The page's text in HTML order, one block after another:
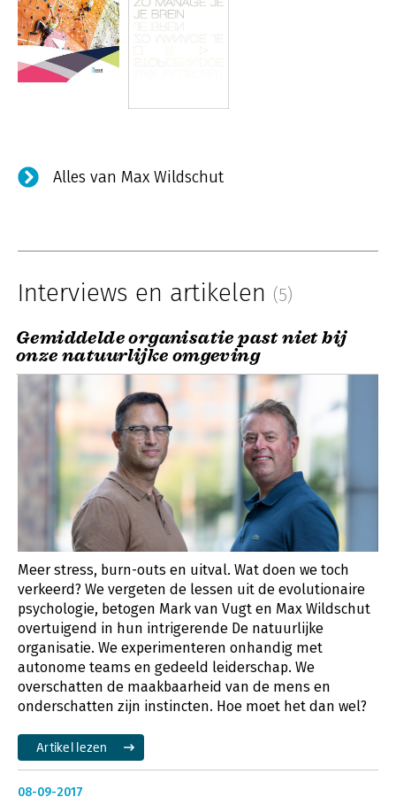
Alles van Max Wildschut
Interviews en artikelen (5)
Gemiddelde organisatie past niet bij
onze natuurlijke omgeving
Meer stress, burn-outs en uitval. Wat doen we toch
verkeerd? We vergeten de lessen uit de evolutionaire
psychologie, betogen Mark van Vugt en Max Wildschut
overtuigend in hun intrigerende De natuurlijke
organisatie. We experimenteren onhandig met
autonome teams en gedeeld leiderschap. We
overschatten de maakbaarheid van de mens en
onderschatten zijn instincten. Hoe moet het dan wel?
Artikel lezen
08-09-2017